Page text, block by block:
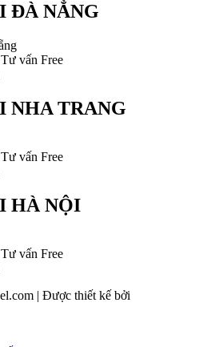
ĐÀ NẲNG
vấn Free
NHA TRANG
vấn Free
HÀ NỘI
vấn Free
| Được thiết kế bởi